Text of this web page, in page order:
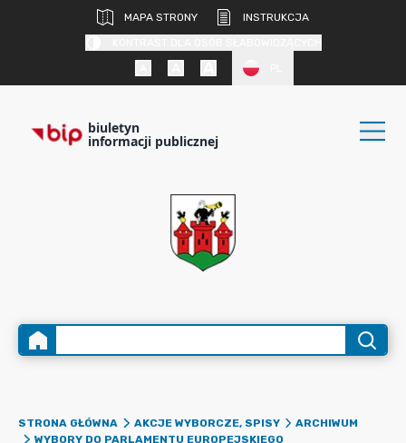
MAPA STRONY
INSTRUKCJA
biuletyn
informacji publicznej
STRONA GŁÓWNA AKCJE WYBORCZE, SPISY
ARCHIWUM
WYBORY DO PARLAMENTU EUROPEJSKIEGO